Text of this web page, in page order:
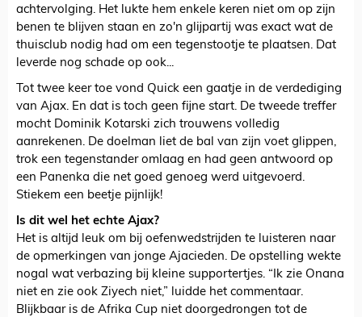
achtervolging. Het lukte hem enkele keren niet om op zijn
benen te blijven staan en zo'n glijpartij was exact wat de
thuisclub nodig had om een tegenstootje te plaatsen. Dat
leverde nog schade op ook...
Tot twee keer toe vond Quick een gaatje in de verdediging
van Ajax. En dat is toch geen fijne start. De tweede treffer
mocht Dominik Kotarski zich trouwens volledig
aanrekenen. De doelman liet de bal van zijn voet glippen,
trok een tegenstander omlaag en had geen antwoord op
een Panenka die net goed genoeg werd uitgevoerd.
Stiekem een beetje pijnlijk!
Is dit wel het echte Ajax?
Het is altijd leuk om bij oefenwedstrijden te luisteren naar
de opmerkingen van jonge Ajacieden. De opstelling wekte
nogal wat verbazing bij kleine supportertjes. “Ik zie Onana
niet en zie ook Ziyech niet,” luidde het commentaar.
Blijkbaar is de Afrika Cup niet doorgedrongen tot de